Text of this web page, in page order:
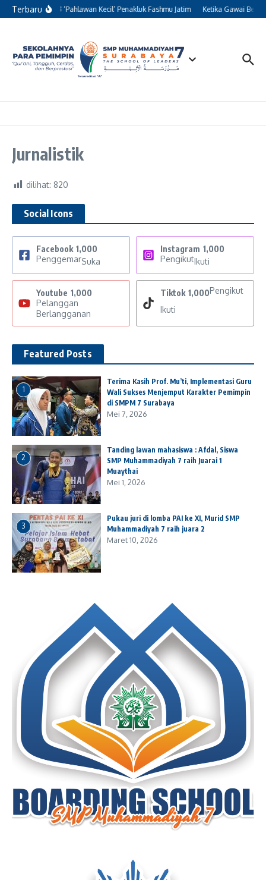
Lewati ke konten
TerbaruKisah 13 ‘Pahlawan Kecil’ Penakluk Fashmu Jatim Ketika Gawai
Jurnalistik
dilihat: 820
Social Icons
Facebook 1,000
PenggemarSuka
Instagram 1,000
PengikutIkuti
Youtube 1,000
Pelanggan
Berlangganan
Tiktok 1,000Pengikut
Ikuti
Featured Posts
1
Terima Kasih Prof. Mu’ti, Implementasi Guru
Wali Sukses Menjemput Karakter Pemimpin
di SMPM 7 Surabaya
Mei 7, 2026
2
Tanding lawan mahasiswa : Afdal, Siswa
SMP Muhammadiyah 7 raih Juarai 1
Muaythai
Mei 1, 2026
3
Pukau juri di lomba PAI ke XI, Murid SMP
Muhammadiyah 7 raih juara 2
Maret 10, 2026